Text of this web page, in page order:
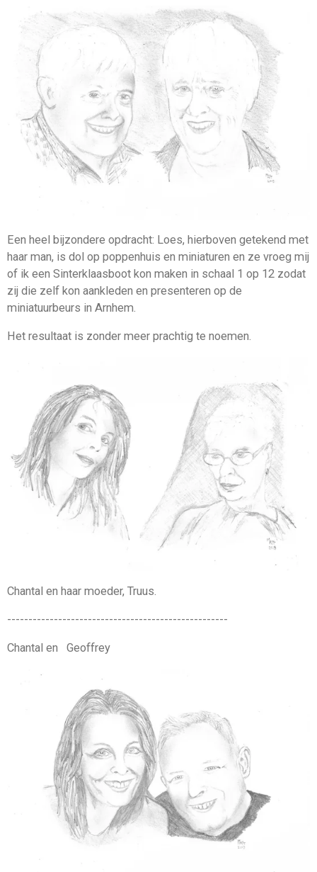
Een heel bijzondere opdracht: Loes, hierboven getekend met
haar man, is dol op poppenhuis en miniaturen en ze vroeg mij
of ik een Sinterklaasboot kon maken in schaal 1 op 12 zodat
zij die zelf kon aankleden en presenteren op de
miniatuurbeurs in Arnhem.
Het resultaat is zonder meer prachtig te noemen.
Chantal en haar moeder, Truus.
----------------------------------------------------
Chantal en Geoffrey